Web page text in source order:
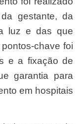
gestante, da
luz e das que
chave foi
e a fixação de
garantia para
em hospitais